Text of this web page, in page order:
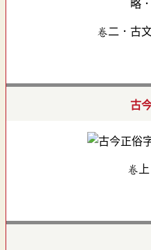
卷二．古
古
卷